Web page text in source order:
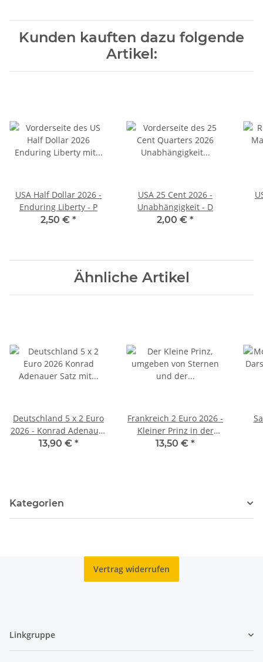
Kunden kauften dazu folgende
Artikel:
USA Half Dollar 2026 -
Enduring Liberty - P
2,50 € *
USA 25 Cent 2026 -
Unabhängigkeit - D
2,00 € *
Ähnliche Artikel
Deutschland 5 x 2 Euro
2026 - Konrad Adenauer
- ADFGJ*
13,90 € *
Frankreich 2 Euro 2026 -
Kleiner Prinz in der
Wüste - BU
13,50 € *
Kategorien
Vertrag widerrufen
Linkgruppe